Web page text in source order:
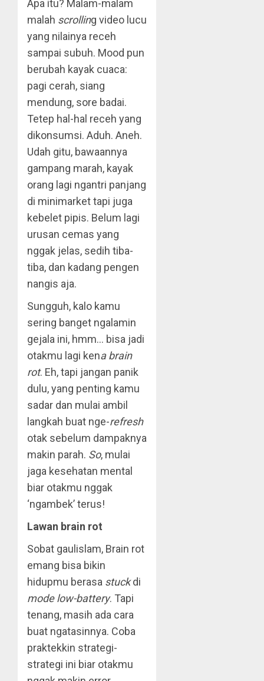
Apa itu? Malam-malam
malah scrolling video lucu
yang nilainya receh
sampai subuh. Mood pun
berubah kayak cuaca:
pagi cerah, siang
mendung, sore badai.
Tetep hal-hal receh yang
dikonsumsi. Aduh. Aneh.
Udah gitu, bawaannya
gampang marah, kayak
orang lagi ngantri panjang
di minimarket tapi juga
kebelet pipis. Belum lagi
urusan cemas yang
nggak jelas, sedih tiba-
tiba, dan kadang pengen
nangis aja.
Sungguh, kalo kamu
sering banget ngalamin
gejala ini, hmm… bisa jadi
otakmu lagi kena brain
rot. Eh, tapi jangan panik
dulu, yang penting kamu
sadar dan mulai ambil
langkah buat nge-refresh
otak sebelum dampaknya
makin parah. So, mulai
jaga kesehatan mental
biar otakmu nggak
‘ngambek’ terus!
Lawan brain rot
Sobat gaulislam, Brain rot
emang bisa bikin
hidupmu berasa stuckdi
mode low-battery. Tapi
tenang, masih ada cara
buat ngatasinnya. Coba
praktekkin strategi-
strategi ini biar otakmu